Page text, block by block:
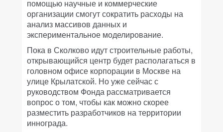
помощью научные и коммерческие
организации смогут сократить расходы на
анализ массивов данных и
экспериментальное моделирование.
Пока в Сколково идут строительные работы,
открывающийся центр будет располагаться в
головном офисе корпорации в Москве на
улице Крылатской. Но уже сейчас с
руководством Фонда рассматривается
вопрос о том, чтобы как можно скорее
разместить разработчиков на территории
иннограда.